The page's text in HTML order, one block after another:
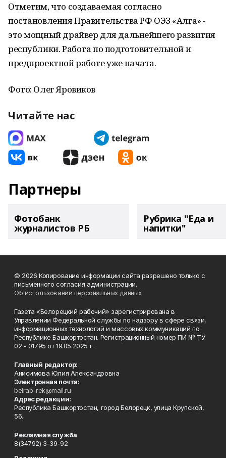
Отметим, что создаваемая согласно
постановления Правительства РФ ОЭЗ «Алга» -
это мощный драйвер для дальнейшего развития
республики. Работа по подготовительной и
предпроектной работе уже начата.
Фото: Олег Яровиков
Читайте нас
Партнеры
Фотобанк
журналистов РБ
Рубрика "Еда и
напитки"
© 2026 Копирование информации сайта разрешено только с
письменного согласия администрации.
Об использовании персональных данных
Газета «Белорецкий рабочий» зарегистрирована в
Управлении Федеральной службы по надзору в сфере связи,
информационных технологий и массовых коммуникаций по
Республике Башкортостан. Регистрационный номер ПИ № ТУ
02 - 01795 от 19.05.2025 г.
Главный редактор:
Анисимова Юлия Александровна
Электронная почта:
belrab-rek@mail.ru
Адрес редакции:
Республика Башкортостан, город Белорецк, улица Крупской,
56.
Рекламная служба
8(34792) 3-39-92